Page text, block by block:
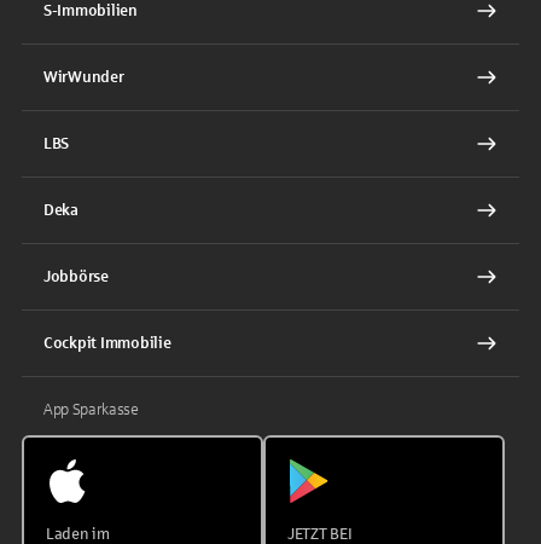
S-Immobilien
WirWunder
LBS
Deka
Jobbörse
Cockpit Immobilie
App Sparkasse
Laden im JETZT BEI